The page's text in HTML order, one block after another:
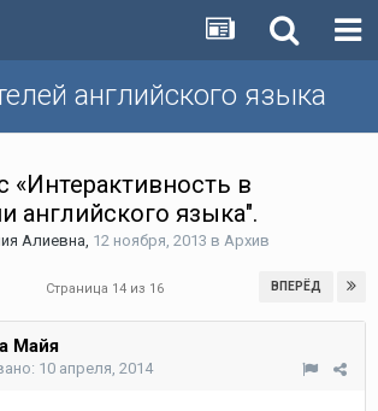
английского языка
«Интерактивность в
английского языка".
Алиевна, 12 ноября, 2013 в Архив
ВПЕРЁД
Страница 14 из 16
Майя
10 апреля, 2014